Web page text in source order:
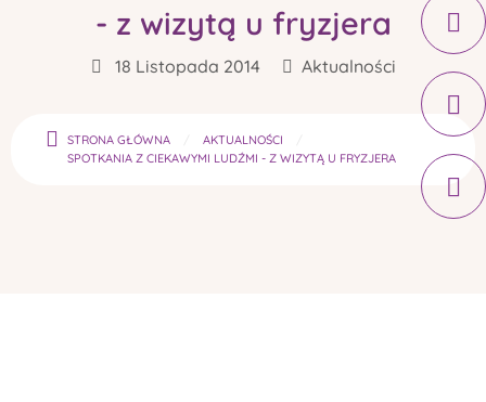
- z wizytą u fryzjera
18 Listopada 2014 Aktualności
STRONA GŁÓWNA
AKTUALNOŚCI
SPOTKANIA Z CIEKAWYMI LUDŹMI - Z WIZYTĄ U FRYZJERA